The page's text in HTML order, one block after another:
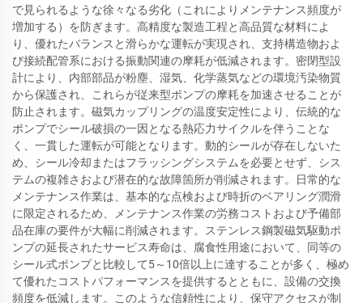
で見られるような徐々なる劣化（これによりメンテナンス頻度が
増加する）を防ぎます。高精度な製造工程と高品質な材料によ
り、優れたバランスと滑らかな運転が実現され、支持構造物およ
び接続配管系における振動関連の摩耗が低減されます。密閉型設
計により、内部部品が粉塵、湿気、化学蒸気などの環境汚染物質
から保護され、これらが従来型ポンプの摩耗を加速させることが
防止されます。磁気カップリングの温度安定性により、伝統的な
ポンプでシール破損の一因となる熱応力サイクルを伴うことな
く、一貫した運転が可能となります。動的シールが存在しないた
め、シール冷却またはフラッシングシステムを必要とせず、シス
テムの複雑さおよび潜在的な故障箇所が削減されます。日常的な
メンテナンス作業は、基本的な点検および時折のベアリング潤滑
に限定されるため、メンテナンス作業の労務コストおよび予備部
品在庫の要件が大幅に削減されます。ステンレス鋼製磁気駆動ポ
ンプの延長されたサービス寿命は、腐食性用途において、同等の
シール式ポンプと比較して5～10倍以上に達することが多く、極め
て優れたコストパフォーマンスを提供するとともに、設備の交換
頻度を低減します。このような信頼性により、保守アクセスが制